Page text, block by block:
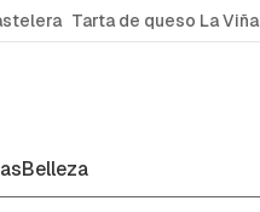
Tarta de queso La Viña
Belleza